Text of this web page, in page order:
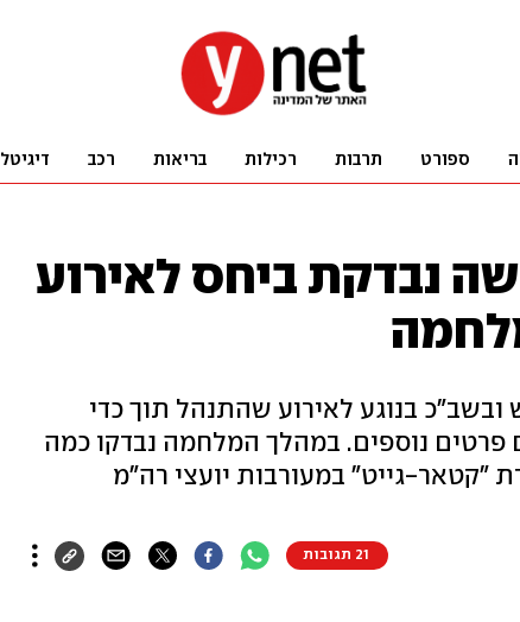
ספורט תרבות רכילות בריאות רכב דיגיטל
נבדקת ביחס לאירוע
בנוגע לאירוע שהתנהל תוך כדי
נוספים. במהלך המלחמה נבדקו כמה
"קטאר-גייט" במעורבות יועצי רה"מ
21 תגובות